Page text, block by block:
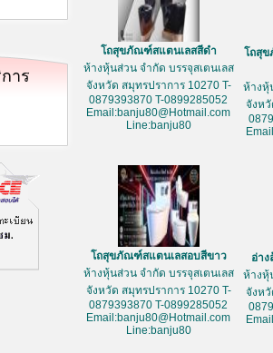
าร
โถสุขภัณฑ์สแตนเลสสีดำ
ห้างหุ้นส่วน จำกัด บรรจุสเตนเลส
จังหวัด สมุทรปราการ 10270 T-
0879393870 T-0899285052
Email:banju80@Hotmail.com
Line:banju80
โถสุ
ห้างหุ้
จังห
โถสุขภัณฑ์สแตนเลสอบสีขาว
ห้างหุ้นส่วน จำกัด บรรจุสเตนเลส
จังหวัด สมุทรปราการ 10270 T-
0879393870 T-0899285052
Email:banju80@Hotmail.com
Line:banju80
อ่า
ห้างหุ้
จังห